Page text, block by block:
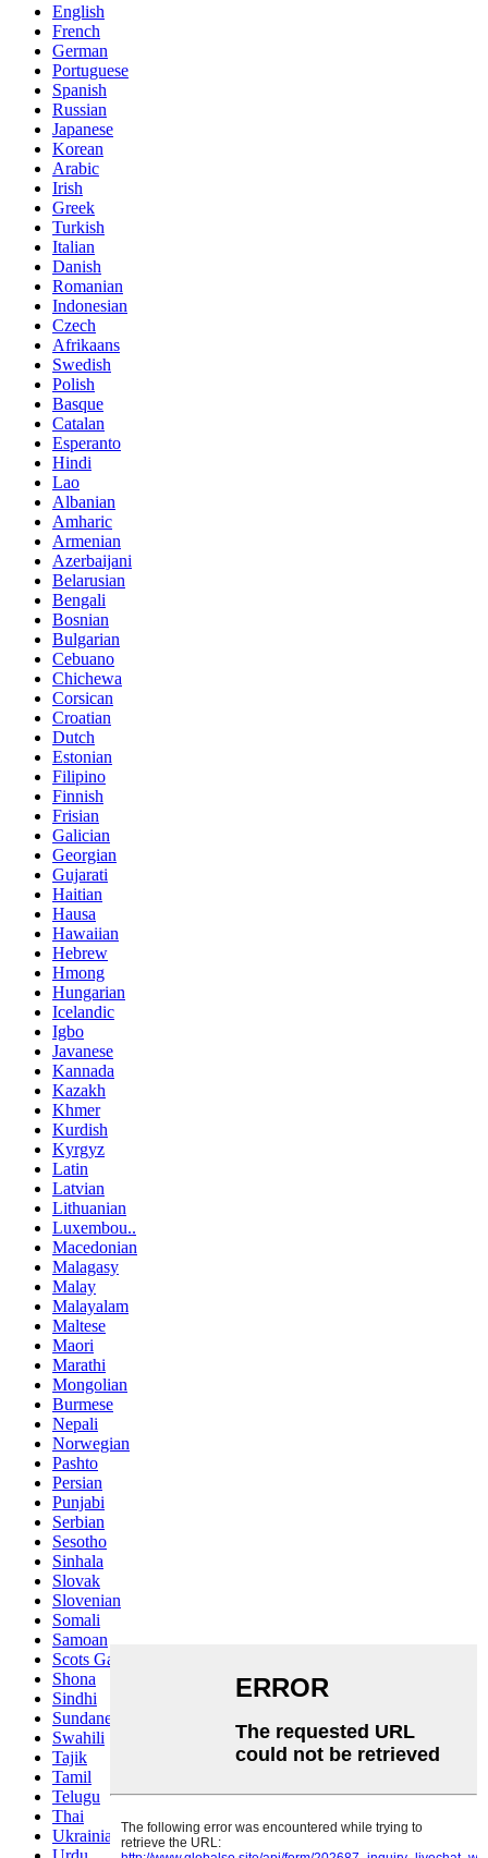
English
French
German
Portuguese
Spanish
Russian
Japanese
Korean
Arabic
Irish
Greek
Turkish
Italian
Danish
Romanian
Indonesian
Czech
Afrikaans
Swedish
Polish
Basque
Catalan
Esperanto
Hindi
Lao
Albanian
Amharic
Armenian
Azerbaijani
Belarusian
Bengali
Bosnian
Bulgarian
Cebuano
Chichewa
Corsican
Croatian
Dutch
Estonian
Filipino
Finnish
Frisian
Galician
Georgian
Gujarati
Haitian
Hausa
Hawaiian
Hebrew
Hmong
Hungarian
Icelandic
Igbo
Javanese
Kannada
Kazakh
Khmer
Kurdish
Kyrgyz
Latin
Latvian
Lithuanian
Luxembou..
Macedonian
Malagasy
Malay
Malayalam
Maltese
Maori
Marathi
Mongolian
Burmese
Nepali
Norwegian
Pashto
Persian
Punjabi
Serbian
Sesotho
Sinhala
Slovak
Slovenian
Somali
Samoan
Scots Gaelic
Shona
Sindhi
Sundanese
Swahili
Tajik
Tamil
Telugu
Thai
Ukrainian